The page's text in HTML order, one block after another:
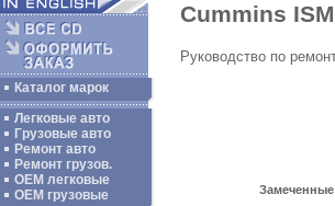
Каталог марок
Легковые авто
Грузовые авто
Ремонт авто
Ремонт грузов.
ОЕМ легковые
OEM грузовые
Cummins
Руководство по
Замеченные